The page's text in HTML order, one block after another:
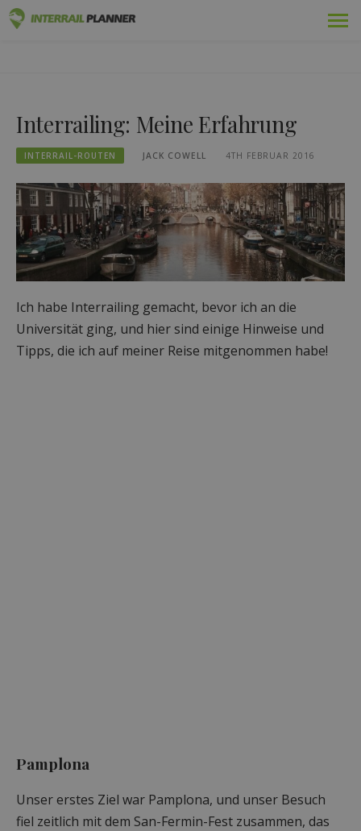
Fahrten
Blog
Länder-Führer
Abmelden
Neue Reise planen!
Interrailing: Meine Erfahrung
INTERRAIL-ROUTEN JACK COWELL 4TH FEBRUAR 2016
Ich habe Interrailing gemacht, bevor ich an die
Universität ging, und hier sind einige Hinweise und
Tipps, die ich auf meiner Reise mitgenommen habe!
Pamplona
Unser erstes Ziel war Pamplona, und unser Besuch
fiel zeitlich mit dem San-Fermin-Fest zusammen, das